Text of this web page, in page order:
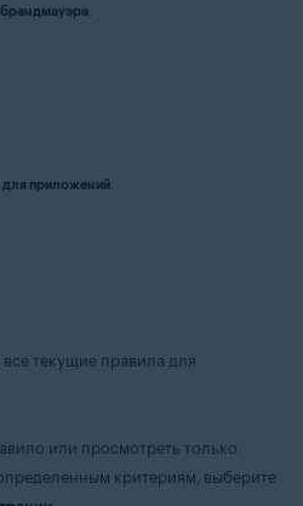
.
приложений.
текущие правила для
или просмотреть только
критериям, выберите